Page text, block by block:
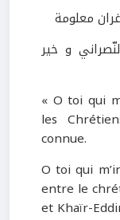
معلومة
و خير
« O toi qui
les
connue.
O toi qui
entre le
et Khaïr-